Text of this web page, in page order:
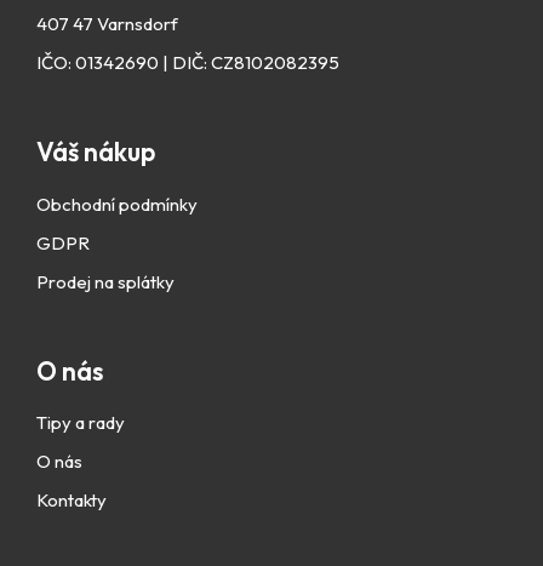
u
407 47 Varnsdorf
IČO: 01342690 | DIČ: CZ8102082395
Váš nákup
Obchodní podmínky
GDPR
Prodej na splátky
O nás
Tipy a rady
O nás
Kontakty